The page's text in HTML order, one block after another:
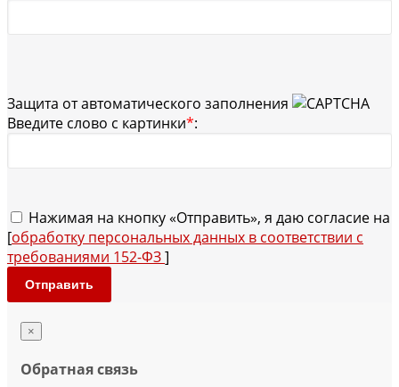
Защита от автоматического заполнения
Введите слово с картинки*:
Нажимая на кнопку «Отправить», я даю согласие на
[обработку персональных данных в соответствии с
требованиями 152-ФЗ]
Отправить
×
Обратная связь